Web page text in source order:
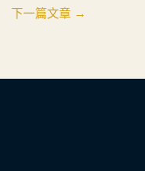
下一篇文章 →